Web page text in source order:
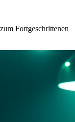
Fortgeschrittenen